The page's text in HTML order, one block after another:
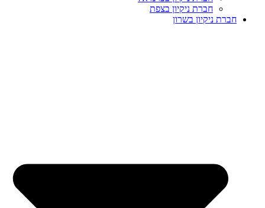
חברת ניקיון בצפת
חברת ניקיון בשרון